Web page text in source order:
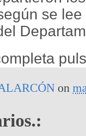
se
on